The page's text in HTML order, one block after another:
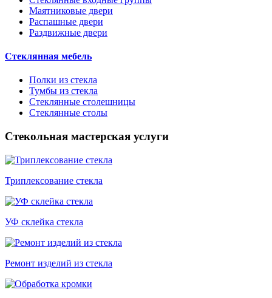
Маятниковые двери
Распашные двери
Раздвижные двери
Стеклянная мебель
Полки из стекла
Тумбы из стекла
Стеклянные столешницы
Стеклянные столы
Стекольная мастерская услуги
Триплексование стекла
УФ склейка стекла
Ремонт изделий из стекла